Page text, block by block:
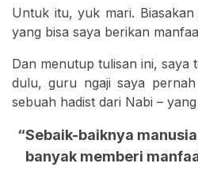
Untuk itu, yuk mari.
yang bisa saya berikan
Dan menutup tulisan ini, saya
dulu, guru ngaji saya
sebuah hadist dari Nabi –
“Sebaik-baiknya
banyak memberi